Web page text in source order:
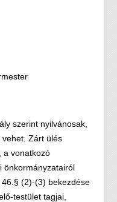
szerint nyilvánosak,
Zárt ülés
a vonatkozó
önkormányzatairól
(2)-(3) bekezdése
testület tagjai,